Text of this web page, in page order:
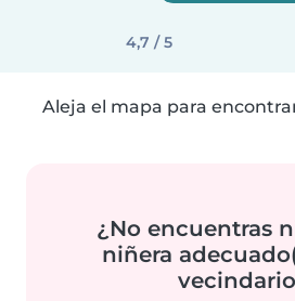
4,7 / 5
Aleja el mapa para
¿No encuentras
niñera